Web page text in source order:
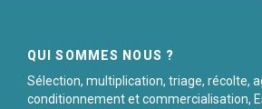
QUI SOMMES NOUS ?
Sélection, multiplication, triage, récolte,
conditionnement et commercialisation,